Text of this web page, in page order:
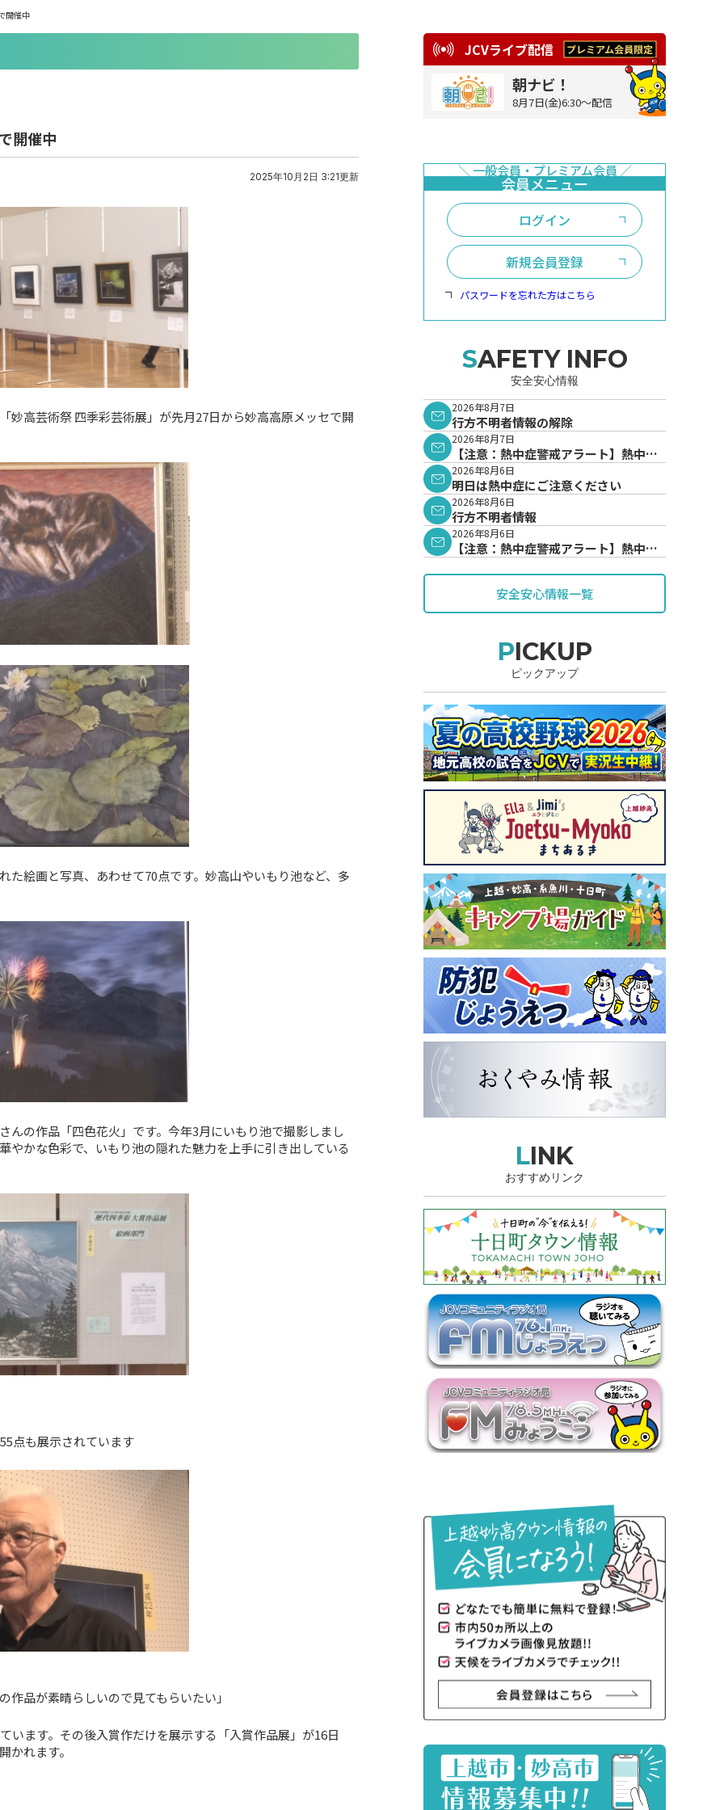
開催中
開催中
2025年10月2日 3:21更新
高芸術祭 四季彩芸術展」が先月27日から妙高高原メッセで開
絵画と写真、あわせて70点です。妙高山やいもり池など、多
の作品「四色花火」です。今年3月にいもり池で撮影しまし
かな色彩で、いもり池の隠れた魅力を上手に引き出している
点も展示されています
品が素晴らしいので見てもらいたい」
います。その後入賞作だけを展示する「入賞作品展」が16日
かれます。
JCVライブ配信
朝ナビ！
8月7日(金)6:30～配信
ログイン
新規会員登録
パスワードを忘れた方はこちら
SAFETY INFO
安全安心情報
2026年8月7日
行方不明者情報の解除
2026年8月7日
【注意：熱中症警戒アラート】熱中症
警戒アラートが発表されています。
2026年8月6日
明日は熱中症にご注意ください
2026年8月6日
行方不明者情報
2026年8月6日
【注意：熱中症警戒アラート】熱中症
安全安心情報一覧
PICKUP
ピックアップ
LINK
おすすめリンク